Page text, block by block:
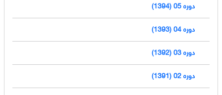
دوره 05 (1394)
دوره 04 (1393)
دوره 03 (1392)
دوره 02 (1391)